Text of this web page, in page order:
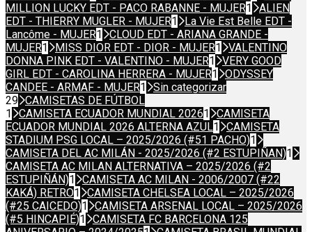
MILLION LUCKY EDT - PACO RABANNE - MUJER1
ALIEN
EDT - THIERRY MUGLER - MUJER1
La Vie Est Belle EDT -
Lancôme - MUJER1
CLOUD EDT - ARIANA GRANDE -
MUJER1 MISS DIOR EDT - DIOR - MUJER1
VALENTINO
DONNA PINK EDT - VALENTINO - MUJER1
VERY GOOD
GIRL EDT - CAROLINA HERRERA - MUJER1
ODYSSEY
CANDEE - ARMAF - MUJER1
Sin categorizar
29 CAMISETAS DE FÚTBOL
1
CAMISETA ECUADOR MUNDIAL 20261
CAMISETA
ECUADOR MUNDIAL 2026 ALTERNA AZUL1
CAMISETA
STADIUM PSG LOCAL – 2025/2026 (#51 PACHO)1
CAMISETA DEL AC MILÁN - 2025/2026 (#2 ESTUPIÑAN)1
CAMISETA AC MILAN ALTERNATIVA – 2025/2026 (#2
ESTUPIÑÁN)1
CAMISETA AC MILAN - 2006/2007 (#22
KAKÁ) RETRO1
CAMISETA CHELSEA LOCAL – 2025/2026
(#25 CAICEDO)1
CAMISETA ARSENAL LOCAL – 2025/2026
(#5 HINCAPIÉ)1
CAMISETA FC BARCELONA 125